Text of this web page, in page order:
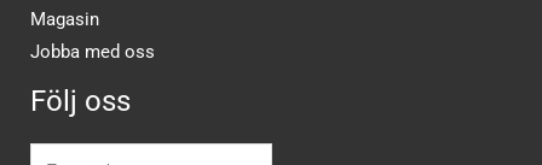
Magasin
Jobba med oss
Följ oss